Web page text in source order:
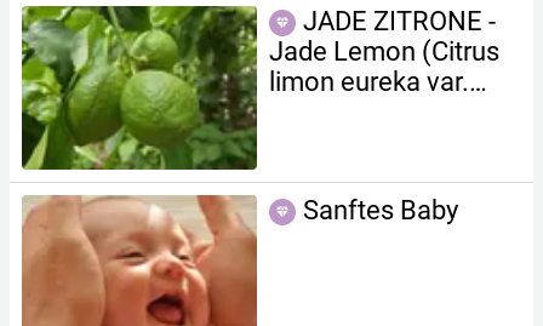
JADE ZITRONE -
Jade Lemon (Citrus
limon eureka var.
Sanftes Baby